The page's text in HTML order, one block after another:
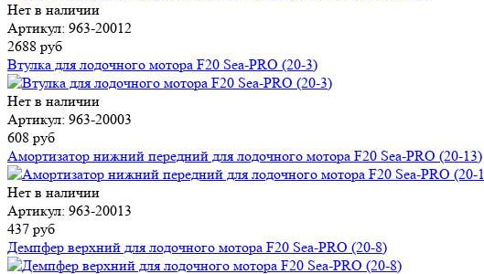
Нет в наличии
Артикул: 963-20012
2688 руб
Втулка для лодочного мотора F20 Sea-PRO (20-3)
Нет в наличии
Артикул: 963-20003
608 руб
Амортизатор нижний передний для лодочного мотора F20 Sea-PRO (20-13)
Нет в наличии
Артикул: 963-20013
437 руб
Демпфер верхний для лодочного мотора F20 Sea-PRO (20-8)